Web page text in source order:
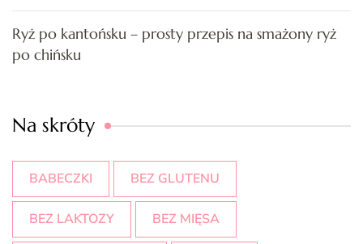
Ryż po kantońsku – prosty przepis na smażony ryż
po chińsku
Na skróty
BABECZKI BEZ GLUTENU
BEZ LAKTOZY BEZ MIĘSA